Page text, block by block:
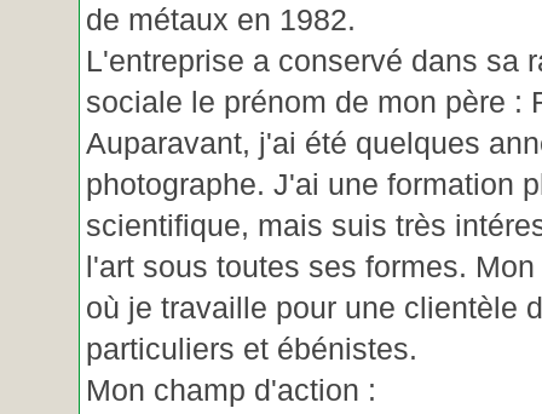
de métaux en 1982.
L'entreprise a conservé dans sa
sociale le prénom de mon père :
Auparavant, j'ai été quelques
photographe. J'ai une formation
scientifique, mais suis très
l'art sous toutes ses formes.
où je travaille pour une clientèle
particuliers et ébénistes.
Mon champ d'action :